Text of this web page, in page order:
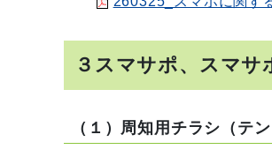
３スマサポ、スマ
（１）周知用チラシ（テン